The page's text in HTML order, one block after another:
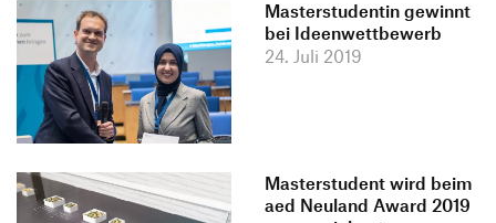
Masterstudentin gewinnt
bei Ideenwettbewerb
24. Juli 2019
Masterstudent wird beim
aed Neuland Award 2019